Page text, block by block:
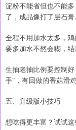
淀粉不能省但也不能
了，成品像打了层石膏
全程不用加水太多，
要多加水不然会糊，
生抽老抽比例要控制
手"，有回做的香菇滑
五、升级版小技巧
想吃得更丰富？试试这